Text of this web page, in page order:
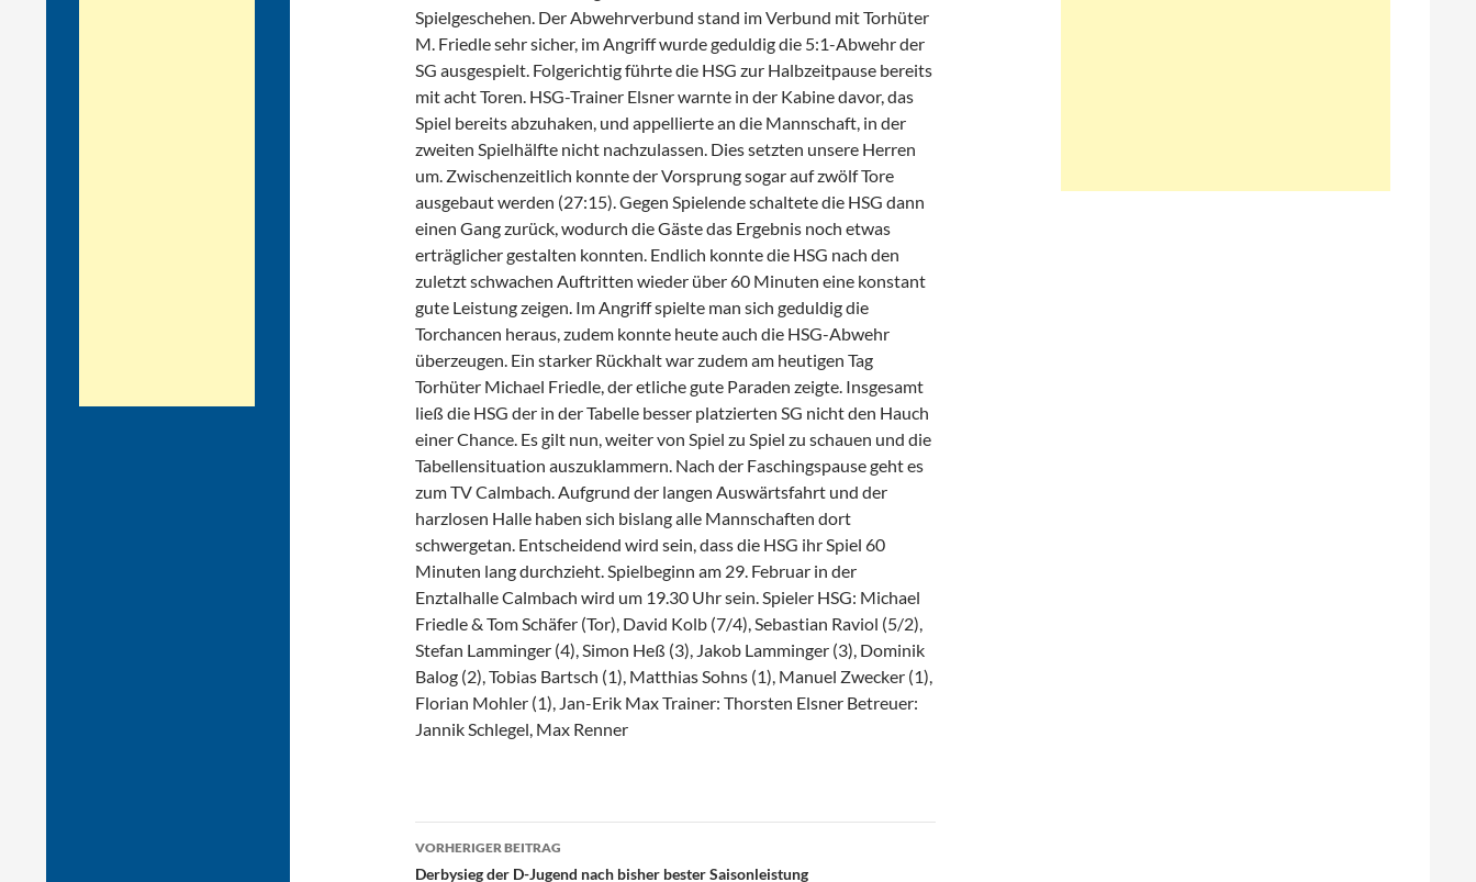
Spielgeschehen. Der Abwehrverbund stand im Verbund mit Torhüter
M. Friedle sehr sicher, im Angriff wurde geduldig die 5:1-Abwehr der
SG ausgespielt. Folgerichtig führte die HSG zur Halbzeitpause bereits
mit acht Toren. HSG-Trainer Elsner warnte in der Kabine davor, das
Spiel bereits abzuhaken, und appellierte an die Mannschaft, in der
zweiten Spielhälfte nicht nachzulassen. Dies setzten unsere Herren
um. Zwischenzeitlich konnte der Vorsprung sogar auf zwölf Tore
ausgebaut werden (27:15). Gegen Spielende schaltete die HSG dann
einen Gang zurück, wodurch die Gäste das Ergebnis noch etwas
erträglicher gestalten konnten. Endlich konnte die HSG nach den
zuletzt schwachen Auftritten wieder über 60 Minuten eine konstant
gute Leistung zeigen. Im Angriff spielte man sich geduldig die
Torchancen heraus, zudem konnte heute auch die HSG-Abwehr
überzeugen. Ein starker Rückhalt war zudem am heutigen Tag
Torhüter Michael Friedle, der etliche gute Paraden zeigte. Insgesamt
ließ die HSG der in der Tabelle besser platzierten SG nicht den Hauch
einer Chance. Es gilt nun, weiter von Spiel zu Spiel zu schauen und die
Tabellensituation auszuklammern. Nach der Faschingspause geht es
zum TV Calmbach. Aufgrund der langen Auswärtsfahrt und der
harzlosen Halle haben sich bislang alle Mannschaften dort
schwergetan. Entscheidend wird sein, dass die HSG ihr Spiel 60
Minuten lang durchzieht. Spielbeginn am 29. Februar in der
Enztalhalle Calmbach wird um 19.30 Uhr sein. Spieler HSG: Michael
Friedle & Tom Schäfer (Tor), David Kolb (7/4), Sebastian Raviol (5/2),
Stefan Lamminger (4), Simon Heß (3), Jakob Lamminger (3), Dominik
Balog (2), Tobias Bartsch (1), Matthias Sohns (1), Manuel Zwecker (1),
Florian Mohler (1), Jan-Erik Max Trainer: Thorsten Elsner Betreuer:
Jannik Schlegel, Max Renner
Beitragsnavigation
VORHERIGER BEITRAG
Derbysieg der D-Jugend nach bisher bester Saisonleistung